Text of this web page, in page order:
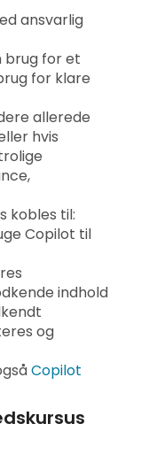
brug for et
for klare
allerede
hvis
kobles til:
Copilot til
indhold
og
Copilot